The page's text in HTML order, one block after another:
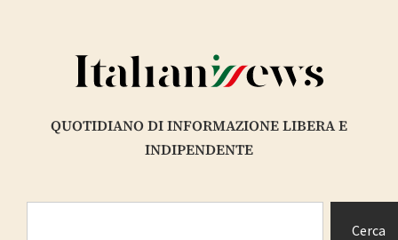
QUOTIDIANO DI INFORMAZIONE LIBERA E
INDIPENDENTE
Cerca